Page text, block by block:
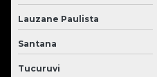
Lauzane Paulista
Santana
Tucuruvi